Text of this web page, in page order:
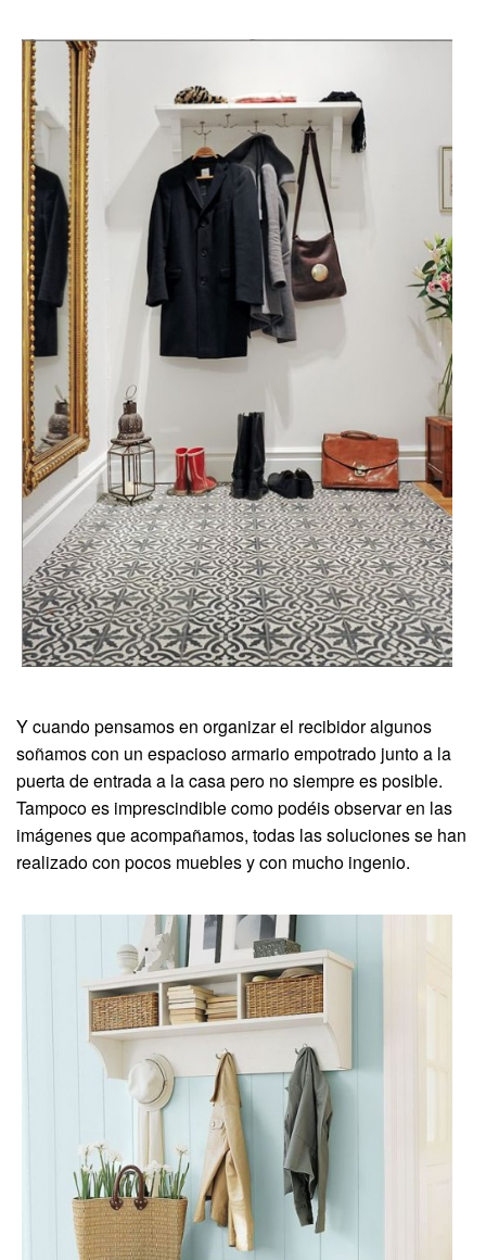
Y cuando pensamos en organizar el recibidor algunos
soñamos con un espacioso armario empotrado junto a la
puerta de entrada a la casa pero no siempre es posible.
Tampoco es imprescindible como podéis observar en las
imágenes que acompañamos, todas las soluciones se han
realizado con pocos muebles y con mucho ingenio.